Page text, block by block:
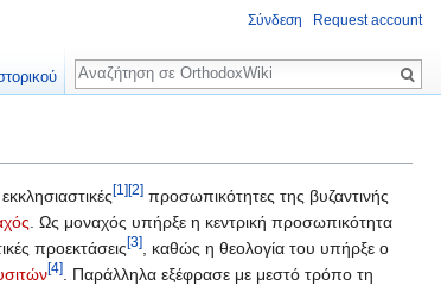
[1][2] προσωπικότητες της βυζαντινής
. Ως μοναχός υπήρξε η κεντρική προσωπικότητα
προεκτάσεις[3], καθώς η θεολογία του υπήρξε ο
[4]. Παράλληλα εξέφρασε με μεστό τρόπο τη
Σύνδεση Request account
Αναζήτηση